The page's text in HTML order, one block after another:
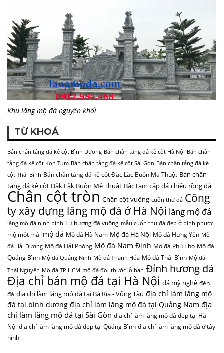
Khu lăng mộ đá nguyên khối
TỪ KHOÁ
Bán chân tảng đá kê cột Bình Dương Bán chân tảng đá kê cột Hà Nội Bán chân
tảng đá kê cột Kon Tum Bán chân tảng đá kê cột Sài Gòn Bán chân tảng đá kê
cột Thái Bình Bán chân tảng đá kê cột Đắc Lắc Buôn Ma Thuột Bán chân
tảng đá kê cột Đắk Lắk Buôn Mê Thuật Bậc tam cấp đá chiếu rồng đá
Chân cột tròn Chân cột vuông cuốn thư đá Công
ty xây dựng lăng mộ đá ở Hà Nội lăng mộ đá
lăng mộ đá ninh bình Lư hương đá vuông mẫu cuốn thư đá đẹp ở bình phước
mộ một mái mộ đá Mộ đá Hà Nam Mộ đá Hà Nội Mộ đá Hưng Yên Mộ
đá Hải Dương Mộ đá Hải Phòng Mộ đá Nam Định Mộ đá Phú Thọ Mộ đá
Quảng Bình Mộ đá Quảng Ninh Mộ đá Thanh Hóa Mộ đá Thái Bình Mộ đá
Thái Nguyên Mộ đá TP HCM mộ đá đôi thước lỗ ban Đỉnh hương đá
Địa chỉ bán mộ đá tại Hà Nội đá mỹ nghệ đèn
đá địa chỉ làm lăng mộ đá tại Bà Rịa - Vũng Tàu địa chỉ làm lăng mộ
đá tại bình dương địa chỉ làm lăng mộ đá tại Quảng Nam địa
chỉ làm lăng mộ đá tại Sài Gòn địa chỉ làm lăng mộ đá đẹp tại Hà
Nội địa chỉ làm lăng mộ đá đẹp tại Quảng Bình địa chỉ làm lăng mộ đá ở tây
ninh